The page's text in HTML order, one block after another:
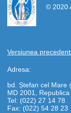
© 2020
Versiunea
Adresa:
bd. Ștefan cel Mare
MD 2001,
Tel: (022) 27 14 78
Fax: (022) 54 28 23